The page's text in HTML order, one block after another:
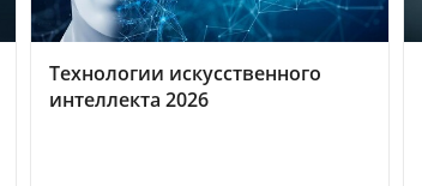
Технологии искусственного
интеллекта 2026